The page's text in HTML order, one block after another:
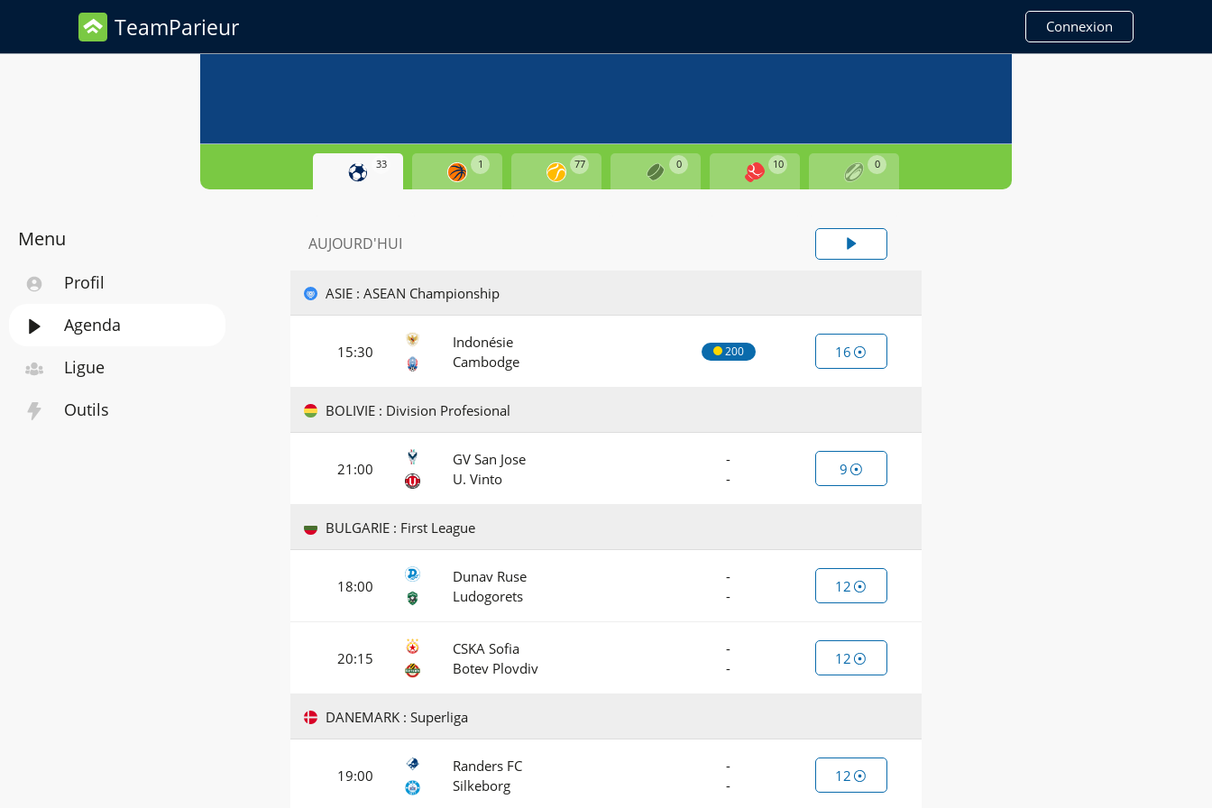
Menu
Profil
Agenda
Ligue
Outils
TeamParieur Connexion
33 1 77 0 10 0
AUJOURD'HUI
ASIE : ASEAN Championship
15:30
Indonésie
Cambodge
200 16
BOLIVIE : Division Profesional
21:00
GV San Jose
U. Vinto
-
-
9
BULGARIE : First League
18:00
Dunav Ruse
Ludogorets
-
-
12
20:15
CSKA Sofia
Botev Plovdiv
-
-
12
DANEMARK : Superliga
19:00
Randers FC
Silkeborg
-
-
12